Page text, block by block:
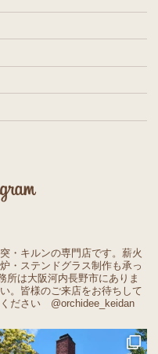
・キルンの専門店です。薪火
・ステンドグラス制作も承っ
所は大阪河内長野市にありま
。皆様のご来店をお待ちして
ださい @orchidee_keidan